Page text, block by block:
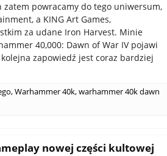
powracamy do tego uniwersum,
a KING Art Games,
za udane Iron Harvest. Minie
40,000: Dawn of War IV pojawi
zapowiedź jest coraz bardziej
,Warhammer 40k,warhammer 40k dawn
nowej części kultowej